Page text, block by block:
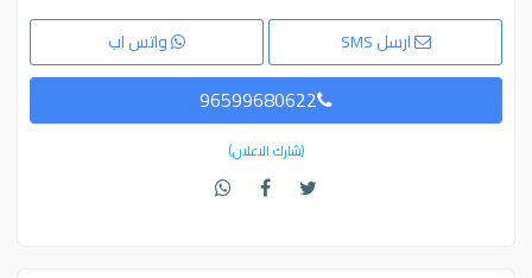
ارسل SMS واتس اب
96599680622
(شارك الاعلان)